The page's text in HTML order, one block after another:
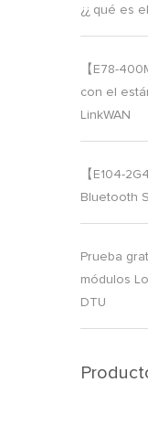
¿¿ qué es
【E78-
con el
LinkWAN
【E104-
Bluetooth
Prueba
módulos
DTU